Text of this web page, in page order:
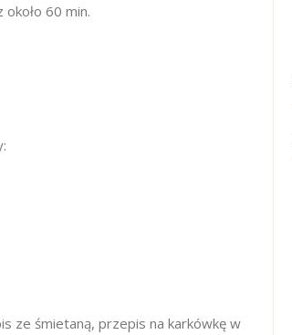
60 min.
ze śmietaną, przepis na karkówkę w